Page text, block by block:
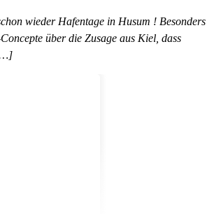
wieder Hafentage in Husum ! Besonders
über die Zusage aus Kiel, dass